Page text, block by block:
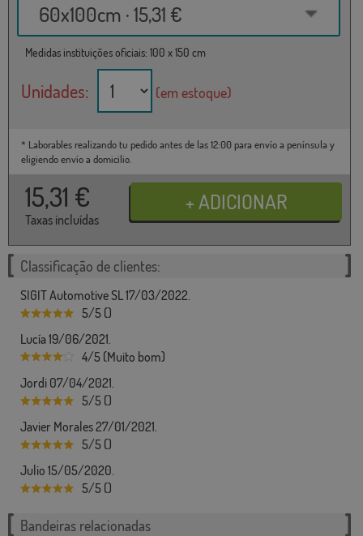
60x100cm · 15,31 €
Medidas instituições oficiais: 100 x 150 cm
Unidades: (em estoque)
* Laborables realizando tu pedido antes de las 12:00 para envío a península y
eligiendo envío a domicilio.
15,31 €
Taxas incluídas
Classificação de clientes:
SIGIT Automotive SL 17/03/2022.
5/5 ()
Lucía 19/06/2021.
4/5 (Muito bom)
Jordi 07/04/2021.
5/5 ()
Javier Morales 27/01/2021.
5/5 ()
Julio 15/05/2020.
5/5 ()
Bandeiras relacionadas